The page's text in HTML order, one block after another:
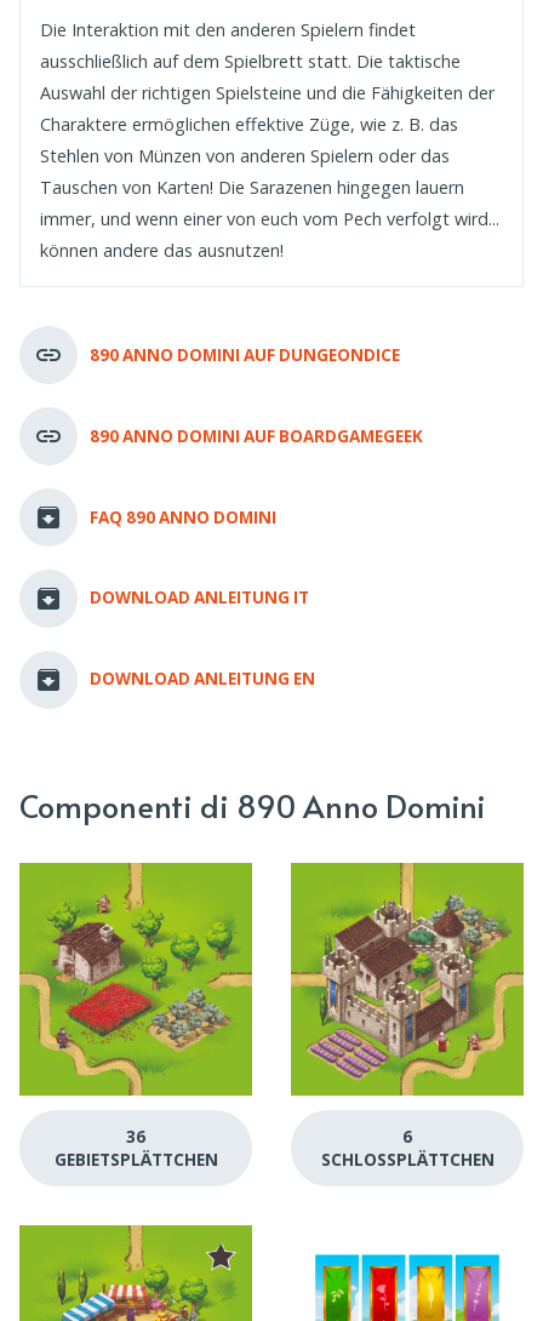
Die Interaktion mit den anderen Spielern findet
ausschließlich auf dem Spielbrett statt. Die taktische
Auswahl der richtigen Spielsteine und die Fähigkeiten der
Charaktere ermöglichen effektive Züge, wie z. B. das
Stehlen von Münzen von anderen Spielern oder das
Tauschen von Karten! Die Sarazenen hingegen lauern
immer, und wenn einer von euch vom Pech verfolgt wird...
können andere das ausnutzen!
890 ANNO DOMINI AUF DUNGEONDICE
890 ANNO DOMINI AUF BOARDGAMEGEEK
FAQ 890 ANNO DOMINI
DOWNLOAD ANLEITUNG IT
DOWNLOAD ANLEITUNG EN
Componenti di 890 Anno Domini
36
GEBIETSPLÄTTCHEN
6
SCHLOSSPLÄTTCHEN